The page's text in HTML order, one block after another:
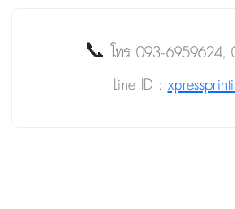
📞โทร 093-6959624,
Line ID :